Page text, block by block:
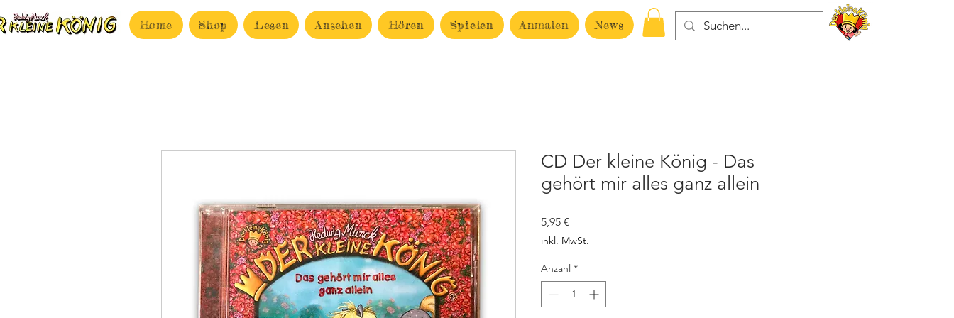
Home Shop Lesen Ansehen Hören Spielen Anmalen News
CD Der kleine König - Das
gehört mir alles ganz allein
5,95 €
inkl. MwSt.
Anzahl *